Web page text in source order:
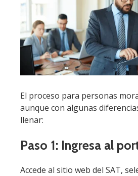
El proceso para personas
aunque con algunas
llenar:
Paso 1: Ingresa al
Accede al sitio web del SAT,